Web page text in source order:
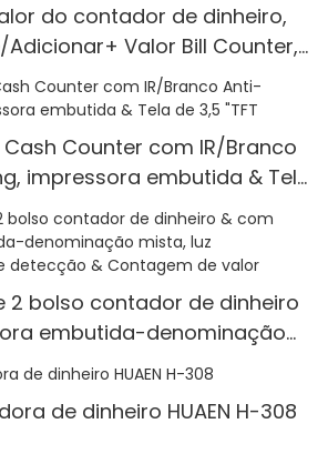
do contador de dinheiro,
Valor Bill Counter,
1100 Bills/Min, com
Counter com IR/Branco
impressora embutida & Tela
2 bolso contador de dinheiro
embutida-denominação
ir/uv/mg de detecção &
de dinheiro HUAEN H-308